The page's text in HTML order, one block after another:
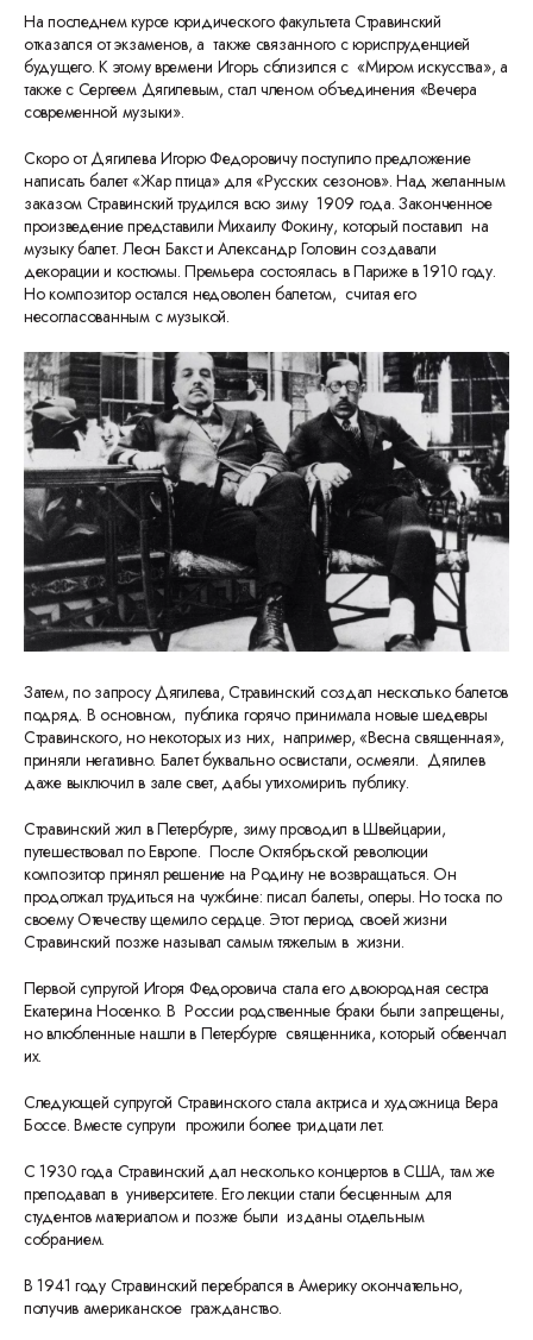
На последнем курсе юридического факультета Стравинский
отказался от экзаменов, а также связанного с юриспруденцией
будущего. К этому времени Игорь сблизился с «Миром искусства», а
также с Сергеем Дягилевым, стал членом объединения «Вечера
современной музыки».
Скоро от Дягилева Игорю Федоровичу поступило предложение
написать балет «Жар птица» для «Русских сезонов». Над желанным
заказом Стравинский трудился всю зиму 1909 года. Законченное
произведение представили Михаилу Фокину, который поставил на
музыку балет. Леон Бакст и Александр Головин создавали
декорации и костюмы. Премьера состоялась в Париже в 1910 году.
Но композитор остался недоволен балетом, считая его
несогласованным с музыкой.
Затем, по запросу Дягилева, Стравинский создал несколько балетов
подряд. В основном, публика горячо принимала новые шедевры
Стравинского, но некоторых из них, например, «Весна священная»,
приняли негативно. Балет буквально освистали, осмеяли. Дягилев
даже выключил в зале свет, дабы утихомирить публику.
Стравинский жил в Петербурге, зиму проводил в Швейцарии,
путешествовал по Европе. После Октябрьской революции
композитор принял решение на Родину не возвращаться. Он
продолжал трудиться на чужбине: писал балеты, оперы. Но тоска по
своему Отечествущемило сердце. Этот период своей жизни
Стравинский позже называл самым тяжелым в жизни.
Первой супругой Игоря Федоровича стала его двоюродная сестра
Екатерина Носенко. В России родственные браки были запрещены,
но влюбленные нашли в Петербурге священника, который обвенчал
их.
Следующей супругой Стравинского стала актриса и художница Вера
Боссе. Вместе супруги прожили более тридцати лет.
С 1930 года Стравинский дал несколько концертов в США, там же
преподавал в университете. Его лекции стали бесценным для
студентов материалом и позже были изданы отдельным
собранием.
В 1941 году Стравинский перебрался в Америку окончательно,
получив американское гражданство.